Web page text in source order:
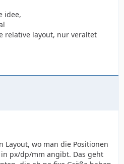
idee,
relative layout, nur veraltet
Layout, wo man die Positionen
px/dp/mm angibt. Das geht